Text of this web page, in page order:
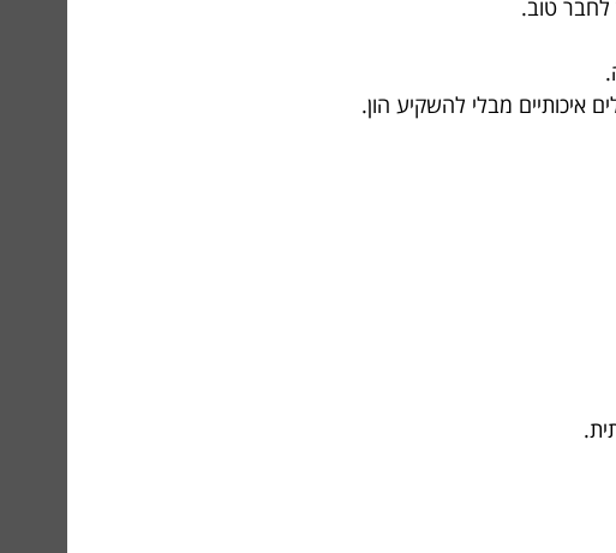
טוב.
מבלי להשקיע הון.